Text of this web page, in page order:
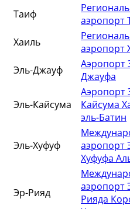
Таиф
аэропорт
Хаиль
аэропорт
Эль-Джауф
Аэропорт
Джауфа
Эль-Кайсума
Аэропорт
Кайсума
эль-Батин
Эль-Хуфуф
аэропорт
Хуфуфа
Эр-Рияд
аэропорт
Рияда